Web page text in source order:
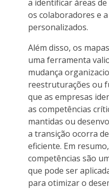
a identificar áreas
os colaboradores e
personalizados.
Além disso, os
uma ferramenta
mudança
reestruturações ou
que as empresas
as competências
mantidas ou
a transição ocorra
eficiente. Em
competências são
que pode ser
para otimizar o